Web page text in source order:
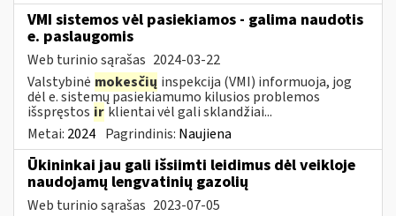
VMI sistemos vėl pasiekiamos - galima naudotis
e. paslaugomis
Web turinio sąrašas 2024-03-22
Valstybinė mokesčių inspekcija (VMI) informuoja, jog
dėl e. sistemų pasiekiamumo kilusios problemos
išspręstos ir klientai vėl gali sklandžiai...
Metai: 2024 Pagrindinis: Naujiena
Ūkininkai jau gali išsiimti leidimus dėl veikloje
naudojamų lengvatinių gazolių
Web turinio sąrašas 2023-07-05